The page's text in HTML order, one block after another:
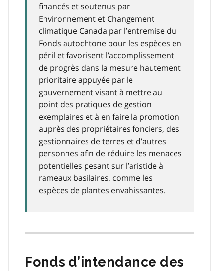
financés et soutenus par
Environnement et Changement
climatique Canada par l’entremise du
Fonds autochtone pour les espèces en
péril et favorisent l’accomplissement
de progrès dans la mesure hautement
prioritaire appuyée par le
gouvernement visant à mettre au
point des pratiques de gestion
exemplaires et à en faire la promotion
auprès des propriétaires fonciers, des
gestionnaires de terres et d’autres
personnes afin de réduire les menaces
potentielles pesant sur l’aristide à
rameaux basilaires, comme les
espèces de plantes envahissantes.
Fonds d’intendance des